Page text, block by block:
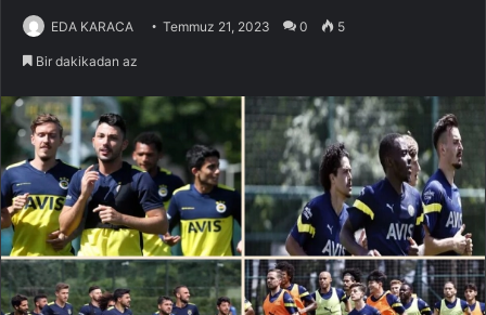
EDA KARACA Temmuz 21, 2023 0 5
Bir dakikadan az